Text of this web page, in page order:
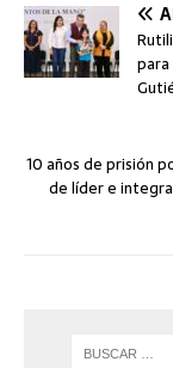
10 años de prisión
de líder e